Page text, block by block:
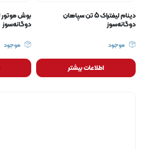
دینام لیفتراک 5 تن سپاهان
دوگانه‌سوز
موجود
اطلاعات بیشتر
دوگانه‌سوز
موجود